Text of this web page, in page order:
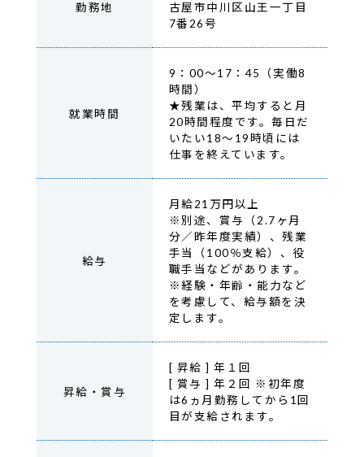
勤務地
古屋市中川区山王一丁目
7番26号
就業時間
9：00～17：45（実働8
時間）
★残業は、平均すると月
20時間程度です。毎日だ
いたい18～19時頃には
仕事を終えています。
給与
月給21万円以上
※別途、賞与（2.7ヶ月
分／昨年度実績）、残業
手当（100％支給）、役
職手当などがあります。
※経験・年齢・能力など
を考慮して、給与額を決
定します。
昇給・賞与
[ 昇給 ] 年１回
[ 賞与 ] 年２回 ※初年度
は6ヵ月勤務してから1回
目が支給されます。